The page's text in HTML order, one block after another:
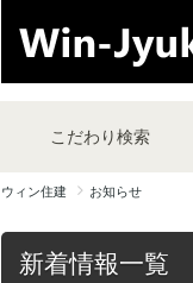
こだわり検索
ウィン住建 お知らせ
新着情報一覧